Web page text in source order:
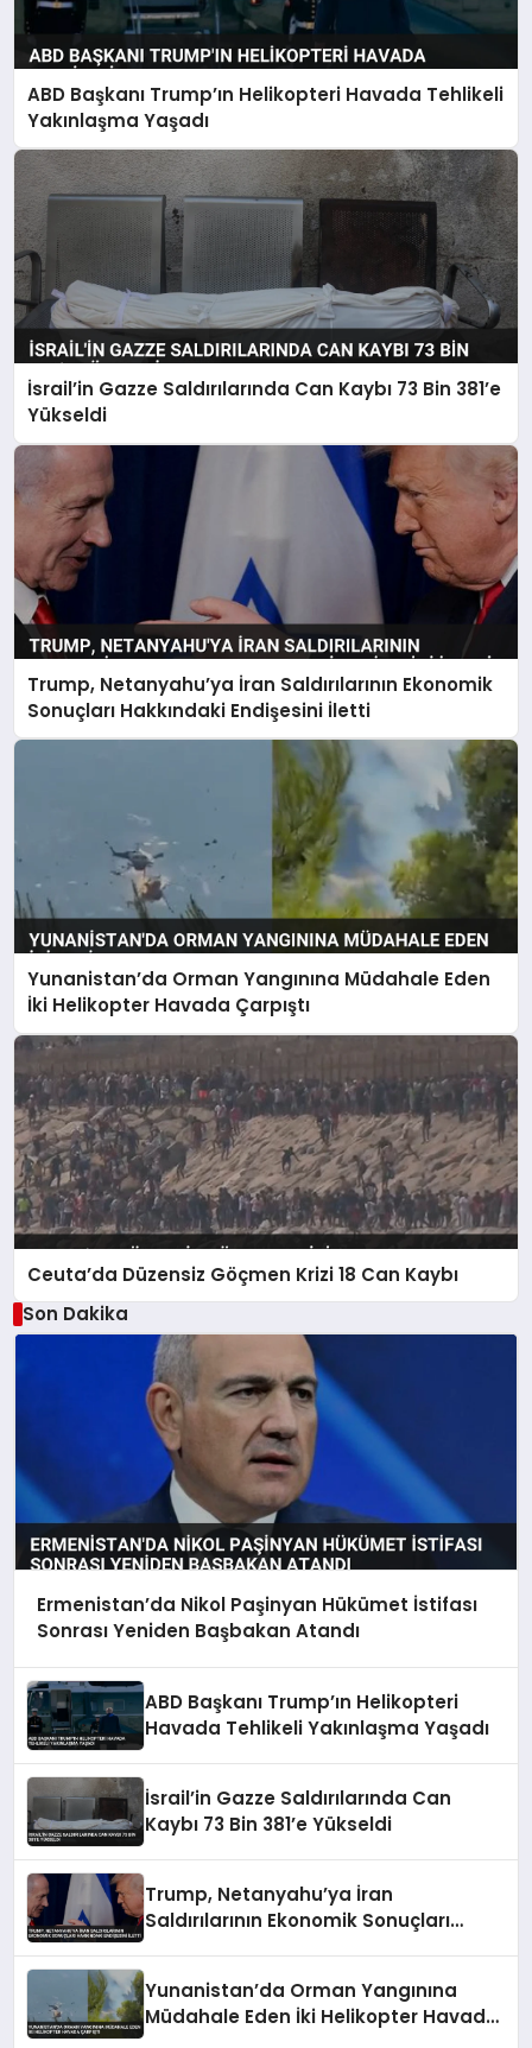
ABD Başkanı Trump’ın Helikopteri Havada Tehlikeli
Yakınlaşma Yaşadı
İsrail’in Gazze Saldırılarında Can Kaybı 73 Bin 381’e
Yükseldi
Trump, Netanyahu’ya İran Saldırılarının Ekonomik
Sonuçları Hakkındaki Endişesini İletti
Yunanistan’da Orman Yangınına Müdahale Eden
İki Helikopter Havada Çarpıştı
Ceuta’da Düzensiz Göçmen Krizi 18 Can Kaybı
Son Dakika
Ermenistan’da Nikol Paşinyan Hükümet İstifası
Sonrası Yeniden Başbakan Atandı
ABD Başkanı Trump’ın Helikopteri
Havada Tehlikeli Yakınlaşma Yaşadı
İsrail’in Gazze Saldırılarında Can
Kaybı 73 Bin 381’e Yükseldi
Trump, Netanyahu’ya İran
Saldırılarının Ekonomik Sonuçları
Yunanistan’da Orman Yangınına
Müdahale Eden İki Helikopter Havada